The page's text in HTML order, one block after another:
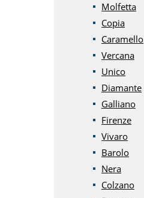
Molfetta
Copia
Caramello
Vercana
Unico
Diamante
Galliano
Firenze
Vivaro
Barolo
Nera
Colzano